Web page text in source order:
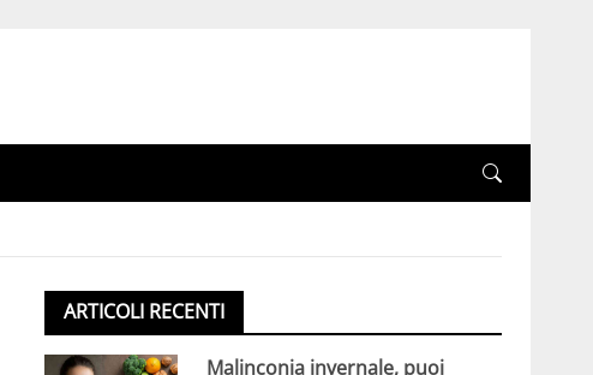
ARTICOLI RECENTI
Malinconia invernale, puoi